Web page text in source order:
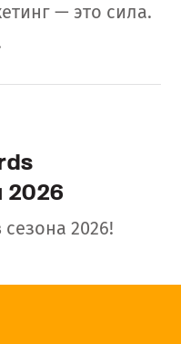
— это сила.
2026
2026!